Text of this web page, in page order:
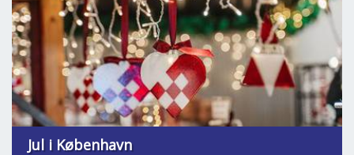
Jul i København